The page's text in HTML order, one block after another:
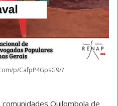
p/CafpP4GpsG9/?
Quilombola de